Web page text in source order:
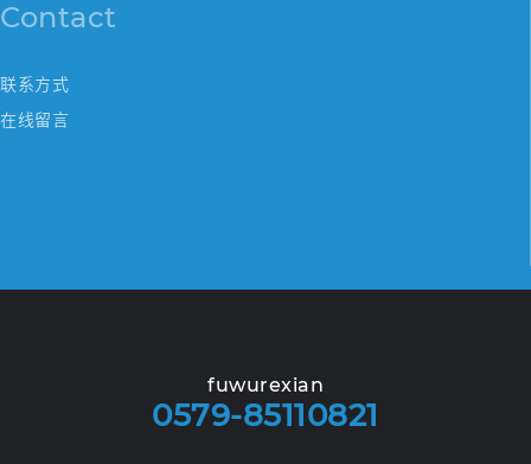
Contact
联系方式
在线留言
fuwurexian
0579-85110821